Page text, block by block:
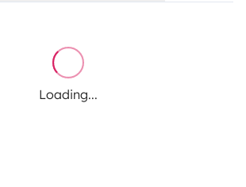
Loading...